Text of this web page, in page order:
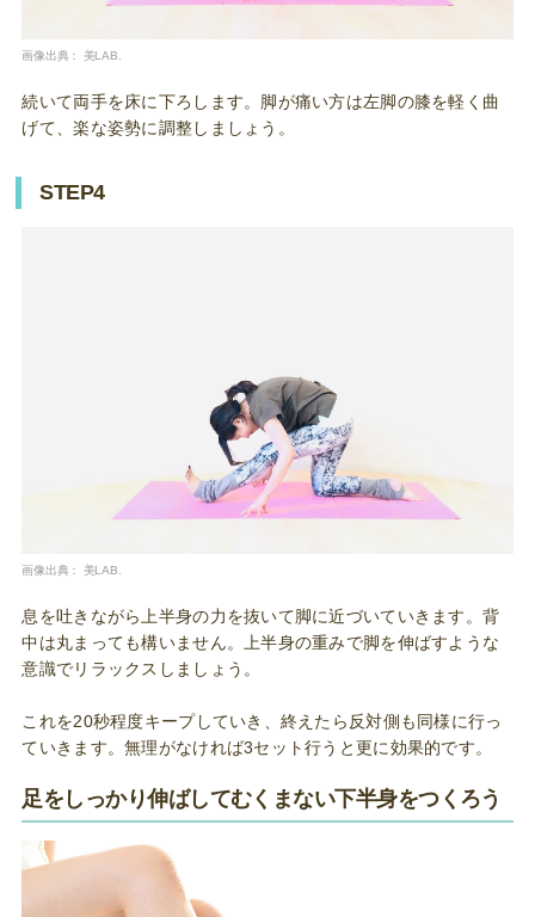
画像出典： 美LAB.
続いて両手を床に下ろします。脚が痛い方は左脚の膝を軽く曲
げて、楽な姿勢に調整しましょう。
STEP4
画像出典： 美LAB.
息を吐きながら上半身の力を抜いて脚に近づいていきます。背
中は丸まっても構いません。上半身の重みで脚を伸ばすような
意識でリラックスしましょう。
これを20秒程度キープしていき、終えたら反対側も同様に行っ
ていきます。無理がなければ3セット行うと更に効果的です。
足をしっかり伸ばしてむくまない下半身をつくろう